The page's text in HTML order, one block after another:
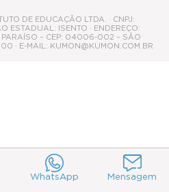
WhatsApp Mensagem
DE EDUCAÇÃO LTDA. · CNPJ:
ISENTO · ENDEREÇO:
PARAÍSO – CEP: 04006-002 – SÃO
· E-MAIL: KUMON@KUMON.COM.BR